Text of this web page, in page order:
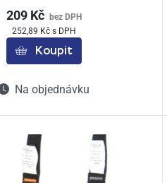
209 Kč
bez DPH
252,89 Kč s DPH
Koupit
Na objednávku